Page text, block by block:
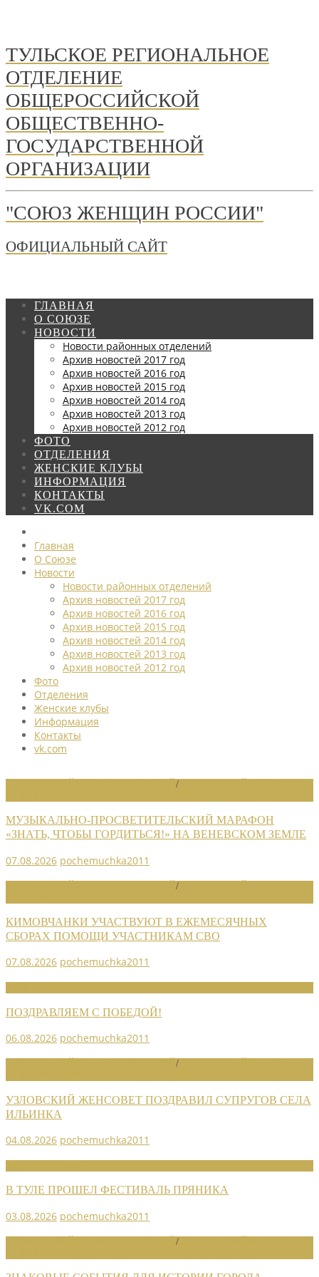
ТУЛЬСКОЕ РЕГИОНАЛЬНОЕ
ОТДЕЛЕНИЕ
ОБЩЕРОССИЙСКОЙ
ОБЩЕСТВЕННО-
ГОСУДАРСТВЕННОЙ
ОРГАНИЗАЦИИ
"СОЮЗ ЖЕНЩИН РОССИИ"
ОФИЦИАЛЬНЫЙ САЙТ
ГЛАВНАЯ
О СОЮЗЕ
НОВОСТИ
Новости районных отделений
Архив новостей 2017 год
Архив новостей 2016 год
Архив новостей 2015 год
Архив новостей 2014 год
Архив новостей 2013 год
Архив новостей 2012 год
ФОТО
ОТДЕЛЕНИЯ
ЖЕНСКИЕ КЛУБЫ
ИНФОРМАЦИЯ
КОНТАКТЫ
VK.COM
Главная
О Союзе
Новости
Новости районных отделений
Архив новостей 2017 год
Архив новостей 2016 год
Архив новостей 2015 год
Архив новостей 2014 год
Архив новостей 2013 год
Архив новостей 2012 год
Фото
Отделения
Женские клубы
Информация
Контакты
vk.com
/
МУЗЫКАЛЬНО-ПРОСВЕТИТЕЛЬСКИЙ МАРАФОН
«ЗНАТЬ, ЧТОБЫ ГОРДИТЬСЯ!» НА ВЕНЕВСКОМ ЗЕМЛЕ
07.08.2026 pochemuchka2011
/
КИМОВЧАНКИ УЧАСТВУЮТ В ЕЖЕМЕСЯЧНЫХ
СБОРАХ ПОМОЩИ УЧАСТНИКАМ СВО
07.08.2026 pochemuchka2011
ПОЗДРАВЛЯЕМ С ПОБЕДОЙ!
06.08.2026 pochemuchka2011
/
УЗЛОВСКИЙ ЖЕНСОВЕТ ПОЗДРАВИЛ СУПРУГОВ СЕЛА
ИЛЬИНКА
04.08.2026 pochemuchka2011
В ТУЛЕ ПРОШЕЛ ФЕСТИВАЛЬ ПРЯНИКА
03.08.2026 pochemuchka2011
/